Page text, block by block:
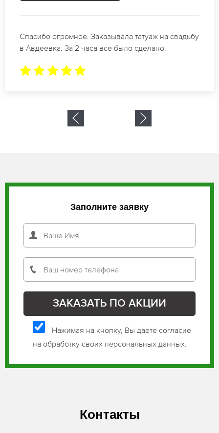
Отличные специалисты своего дела по
коррекции бровей в Авдеевка. Замечательный
Заполните заявку
Нажимая на кнопку, Вы даете согласие
на обработку своих персональных данных.
Контакты